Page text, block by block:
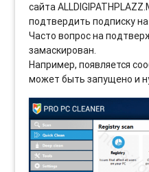
сайта
подтвердить подписку
Часто вопрос на
замаскирован.
Например, появляется
может быть запущено и